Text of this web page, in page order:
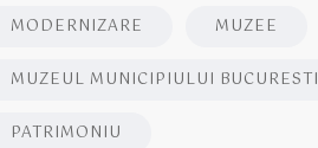
MODERNIZARE MUZEE
MUZEUL MUNICIPIULUI BUCURESTI
PATRIMONIU